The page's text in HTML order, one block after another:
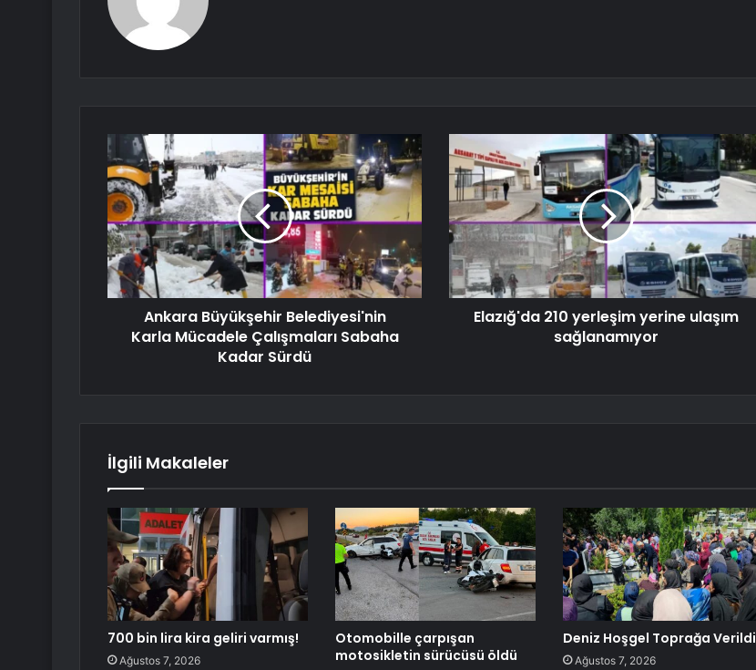
Ankara Büyükşehir Belediyesi'nin
Karla Mücadele Çalışmaları Sabaha
Kadar Sürdü
Elazığ'da 210 yerleşim yerine ulaşım
sağlanamıyor
İlgili Makaleler
700 bin lira kira geliri varmış!
Ağustos 7, 2026
Otomobille çarpışan
motosikletin sürücüsü öldü
Deniz Hoşgel Toprağa Verildi
Ağustos 7, 2026